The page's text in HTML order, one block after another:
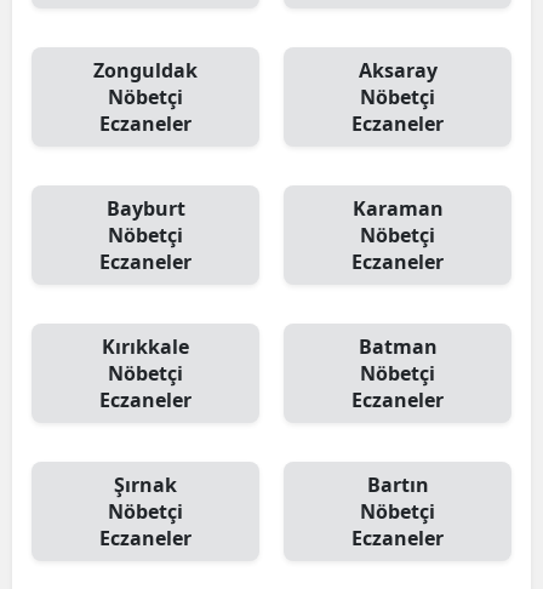
Zonguldak
Nöbetçi
Eczaneler
Aksaray
Nöbetçi
Eczaneler
Bayburt
Nöbetçi
Eczaneler
Karaman
Nöbetçi
Eczaneler
Kırıkkale
Nöbetçi
Eczaneler
Batman
Nöbetçi
Eczaneler
Şırnak
Nöbetçi
Eczaneler
Bartın
Nöbetçi
Eczaneler